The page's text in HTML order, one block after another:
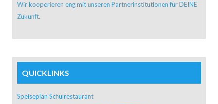
Wir kooperieren eng mit unseren Partnerinstitutionen für DEINE
Zukunft.
QUICKLINKS
Speiseplan Schulrestaurant